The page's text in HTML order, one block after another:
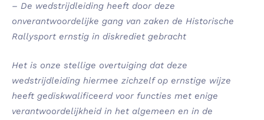
– De wedstrijdleiding heeft door deze
onverantwoordelijke gang van zaken de Historische
Rallysport ernstig in diskrediet gebracht
Het is onze stellige overtuiging dat deze
wedstrijdleiding hiermee zichzelf op ernstige wijze
heeft gediskwalificeerd voor functies met enige
verantwoordelijkheid in het algemeen en in de